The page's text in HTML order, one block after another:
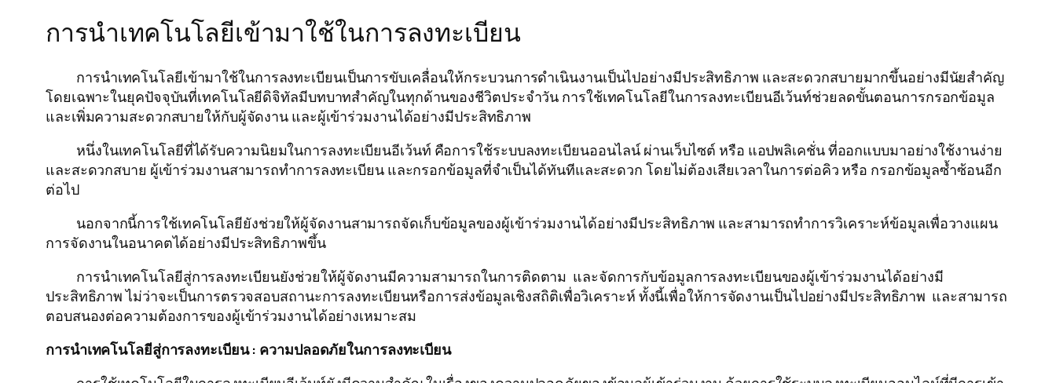
การนำเทคโนโลยีเข้ามาใช้ในการลงทะเบียน
การนำเทคโนโลยีเข้ามาใช้ในการลงทะเบียนเป็นการขับเคลื่อนให้กระบวนการดำเนินงานเป็นไปอย่างมีประสิทธิภาพ และสะดวกสบายมากขึ้นอย่างมีนัยสำคัญ
โดยเฉพาะในยุคปัจจุบันที่เทคโนโลยีดิจิทัลมีบทบาทสำคัญในทุกด้านของชีวิตประจำวัน การใช้เทคโนโลยีในการลงทะเบียนอีเว้นท์ช่วยลดขั้นตอนการกรอกข้อมูล
และเพิ่มความสะดวกสบายให้กับผู้จัดงาน และผู้เข้าร่วมงานได้อย่างมีประสิทธิภาพ
หนึ่งในเทคโนโลยีที่ได้รับความนิยมในการลงทะเบียนอีเว้นท์ คือการใช้ระบบลงทะเบียนออนไลน์ ผ่านเว็บไซต์ หรือ แอปพลิเคชั่น ที่ออกแบบมาอย่างใช้งานง่าย
และสะดวกสบาย ผู้เข้าร่วมงานสามารถทำการลงทะเบียน และกรอกข้อมูลที่จำเป็นได้ทันทีและสะดวก โดยไม่ต้องเสียเวลาในการต่อคิว หรือ กรอกข้อมูลซ้ำซ้อนอีก
ต่อไป
นอกจากนี้การใช้เทคโนโลยียังช่วยให้ผู้จัดงานสามารถจัดเก็บข้อมูลของผู้เข้าร่วมงานได้อย่างมีประสิทธิภาพ และสามารถทำการวิเคราะห์ข้อมูลเพื่อวางแผน
การจัดงานในอนาคตได้อย่างมีประสิทธิภาพขึ้น
การนำเทคโนโลยีสู่การลงทะเบียนยังช่วยให้ผู้จัดงานมีความสามารถในการติดตาม และจัดการกับข้อมูลการลงทะเบียนของผู้เข้าร่วมงานได้อย่างมี
ประสิทธิภาพ ไม่ว่าจะเป็นการตรวจสอบสถานะการลงทะเบียนหรือการส่งข้อมูลเชิงสถิติเพื่อวิเคราะห์ ทั้งนี้เพื่อให้การจัดงานเป็นไปอย่างมีประสิทธิภาพ และสามารถ
ตอบสนองต่อความต้องการของผู้เข้าร่วมงานได้อย่างเหมาะสม
การนำเทคโนโลยีสู่การลงทะเบียน : ความปลอดภัยในการลงทะเบียน